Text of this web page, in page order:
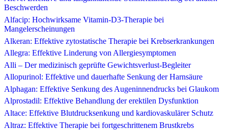
Beschwerden
Alfacip: Hochwirksame Vitamin-D3-Therapie bei
Mangelerscheinungen
Alkeran: Effektive zytostatische Therapie bei Krebserkrankungen
Allegra: Effektive Linderung von Allergiesymptomen
Alli – Der medizinisch geprüfte Gewichtsverlust-Begleiter
Allopurinol: Effektive und dauerhafte Senkung der Harnsäure
Alphagan: Effektive Senkung des Augeninnendrucks bei Glaukom
Alprostadil: Effektive Behandlung der erektilen Dysfunktion
Altace: Effektive Blutdrucksenkung und kardiovaskulärer Schutz
Altraz: Effektive Therapie bei fortgeschrittenem Brustkrebs